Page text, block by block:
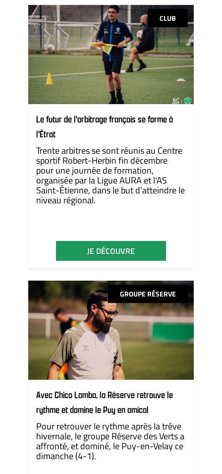
CLUB
Le futur de l'arbitrage français se forme à
l'Étrat
Trente arbitres se sont réunis au Centre
sportif Robert-Herbin fin décembre
pour une journée de formation,
organisée par la Ligue AURA et l'AS
Saint-Étienne, dans le but d'atteindre le
niveau régional.
JE DÉCOUVRE
GROUPE RÉSERVE
Avec Chico Lamba, la Réserve retrouve le
rythme et domine le Puy en amical
Pour retrouver le rythme après la trêve
hivernale, le groupe Réserve des Verts a
affronté, et dominé, le Puy-en-Velay ce
dimanche (4-1).